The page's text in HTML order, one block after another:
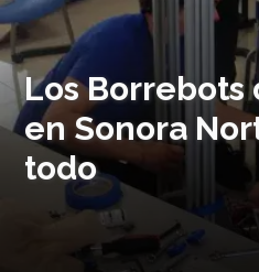
Los Borrebots
en Sonora
todo